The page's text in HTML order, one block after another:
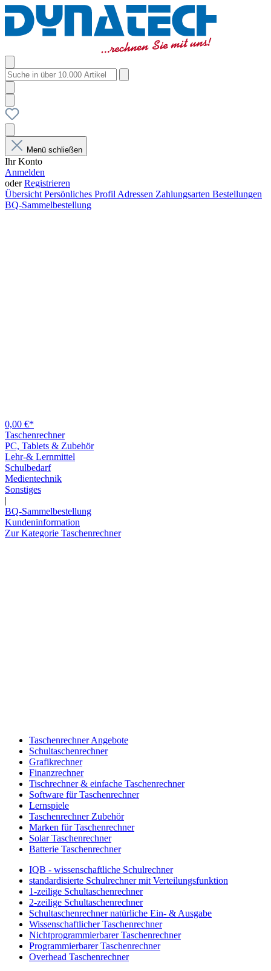
Menü schließen
Ihr Konto
Anmelden
oderRegistrieren
Übersicht Persönliches Profil Adressen Zahlungsarten Bestellungen
BQ-Sammelbestellung
0,00 €*
Taschenrechner
PC, Tablets & Zubehör
Lehr-& Lernmittel
Schulbedarf
Medientechnik
Sonstiges
|
BQ-Sammelbestellung
Kundeninformation
Zur Kategorie Taschenrechner
Taschenrechner Angebote
Schultaschenrechner
Grafikrechner
Finanzrechner
Tischrechner & einfache Taschenrechner
Software für Taschenrechner
Lernspiele
Taschenrechner Zubehör
Marken für Taschenrechner
Solar Taschenrechner
Batterie Taschenrechner
IQB - wissenschaftliche Schulrechner
standardisierte Schulrechner mit Verteilungsfunktion
1-zeilige Schultaschenrechner
2-zeilige Schultaschenrechner
Schultaschenrechner natürliche Ein- & Ausgabe
Wissenschaftlicher Taschenrechner
Nichtprogrammierbarer Taschenrechner
Programmierbarer Taschenrechner
Overhead Taschenrechner